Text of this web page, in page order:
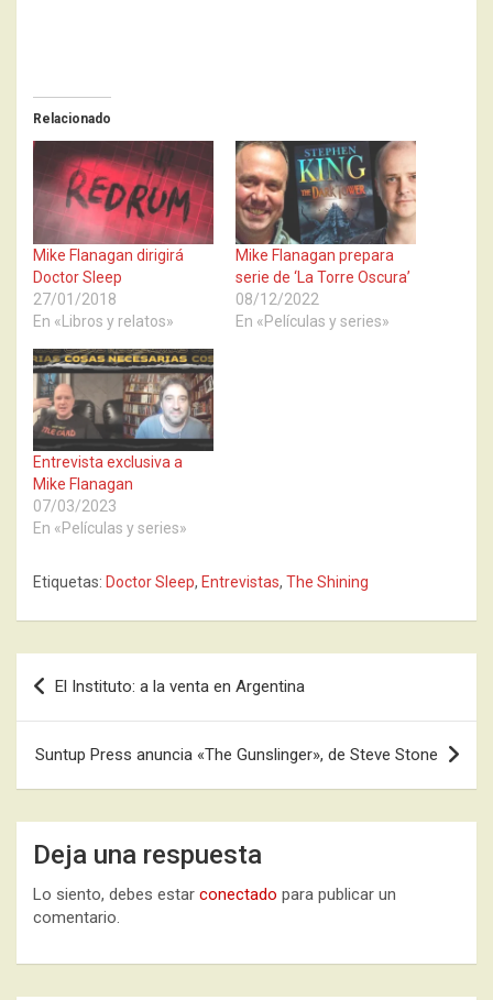
Relacionado
Mike Flanagan dirigirá
Doctor Sleep
27/01/2018
En «Libros y relatos»
Mike Flanagan prepara
serie de ‘La Torre Oscura’
08/12/2022
En «Películas y series»
Entrevista exclusiva a
Mike Flanagan
07/03/2023
En «Películas y series»
Etiquetas: Doctor Sleep, Entrevistas, The Shining
Navegación
de
entradas
El Instituto: a la venta en Argentina
Suntup Press anuncia «The Gunslinger», de Steve Stone
Deja una respuesta
Lo siento, debes estar conectado para publicar un
comentario.